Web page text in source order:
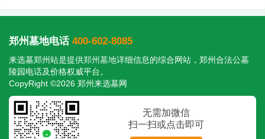
郑州墓地电话 400-602-8085
来选墓郑州站是提供郑州墓地详细信息的综合网站，郑州合法公墓
陵园电话及价格权威平台。
CopyRight ©2026 郑州来选墓网
无需加微信
扫一扫或点击即可